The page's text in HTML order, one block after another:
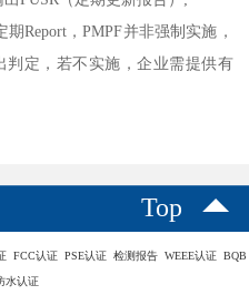
Report，PMPF并非强制实施，
判定，若不实施，企业需提供有
Top
FCC认证 PSE认证 检测报告 WEEE认证 BQB
水认证